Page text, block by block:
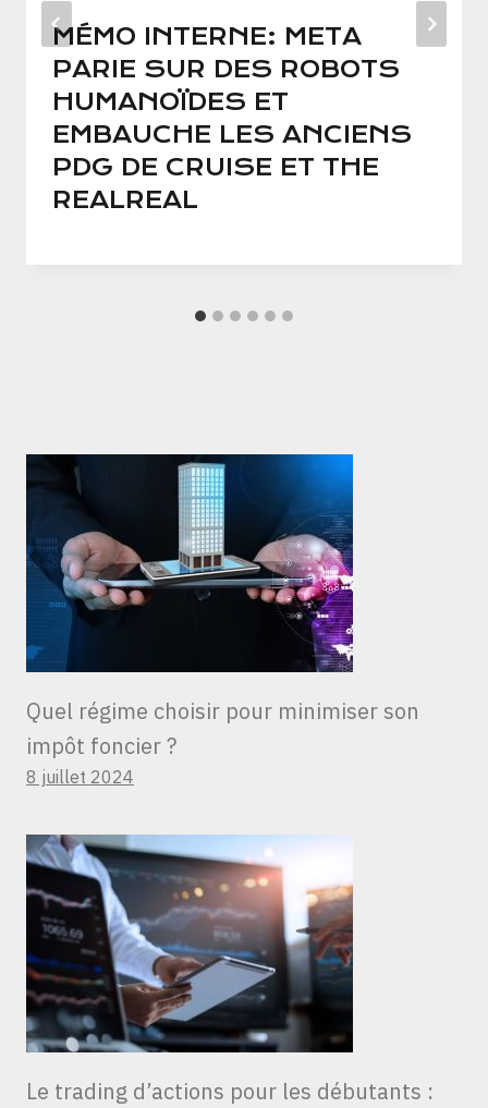
MÉMO INTERNE: META
PARIE SUR DES ROBOTS
HUMANOÏDES ET
EMBAUCHE LES ANCIENS
PDG DE CRUISE ET THE
REALREAL
Quel régime choisir pour minimiser son
impôt foncier ?
8 juillet 2024
Le trading d’actions pour les débutants :